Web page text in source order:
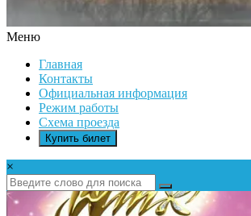
ИКАР
Меню
Главная
Контакты
Официальная информация
Режим работы
Схема проезда
Купить билет
×